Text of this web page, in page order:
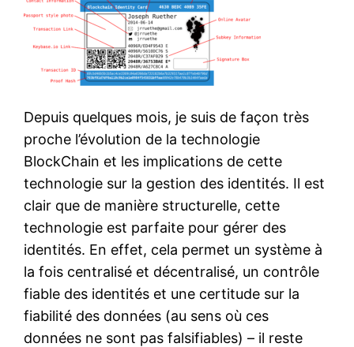
Depuis quelques mois, je suis de façon très
proche l’évolution de la technologie
BlockChain et les implications de cette
technologie sur la gestion des identités. Il est
clair que de manière structurelle, cette
technologie est parfaite pour gérer des
identités. En effet, cela permet un système à
la fois centralisé et décentralisé, un contrôle
fiable des identités et une certitude sur la
fiabilité des données (au sens où ces
données ne sont pas falsifiables) – il reste